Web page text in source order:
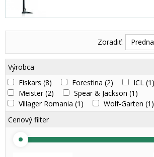
Zoradiť:
Výrobca
Fiskars (8) Forestina (2) ICL (1)
Meister(2) Spear & Jackson (1)
Villager Romania (1) Wolf-Garten (1)
Cenový filter